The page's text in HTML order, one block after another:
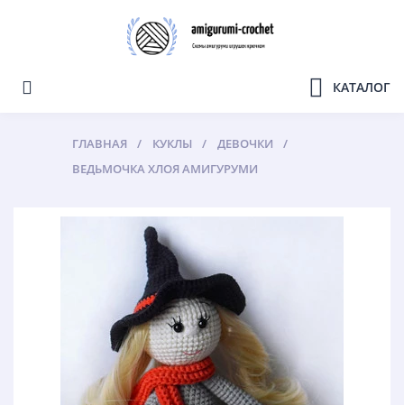
КАТАЛОГ
ГЛАВНАЯ КУКЛЫ
ДЕВОЧКИ
ВЕДЬМОЧКА ХЛОЯ АМИГУРУМИ